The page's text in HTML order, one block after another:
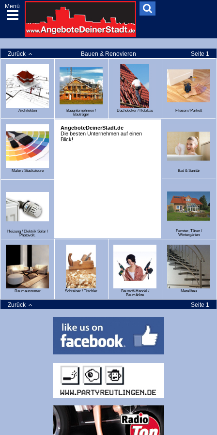
Menü
Zurück Bauen & Renovieren Seite 1
Architekten
Bauunternehmen /
Bauträger
Dachdecker / Holzbau Fliesen / Parkett
Maler / Stuckateure
AngeboteDeinerStadt.de
Die besten Unternehmen auf einen
Blick!
Bad & Sanitär
Heizung / Elektrik Solar /
Photovolt.
Fenster, Türen /
Wintergärten
Raumausstatter Schreiner / Tischler
Baustoff-Handel /
Baumärkte
Metallbau
Zurück Seite 1